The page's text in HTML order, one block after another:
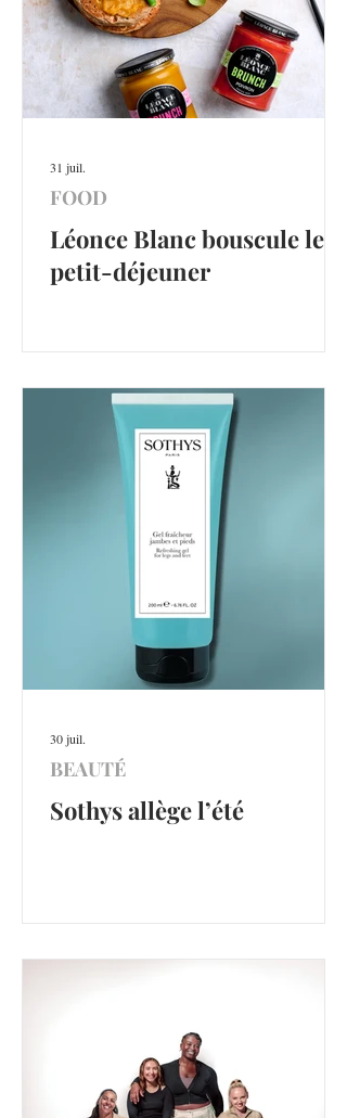
Léonce Blanc bouscule le
petit-déjeuner
FOOD
31 juil.
Sothys allège l’été
BEAUTÉ
30 juil.